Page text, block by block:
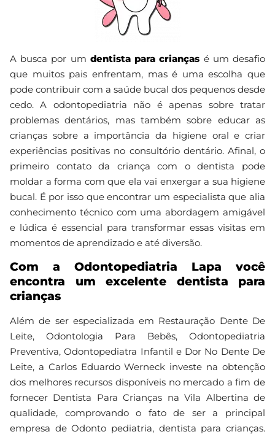
A busca por um dentista para crianças é um desafio
que muitos pais enfrentam, mas é uma escolha que
pode contribuir com a saúde bucal dos pequenos desde
cedo. A odontopediatria não é apenas sobre tratar
problemas dentários, mas também sobre educar as
crianças sobre a importância da higiene oral e criar
experiências positivas no consultório dentário. Afinal, o
primeiro contato da criança com o dentista pode
moldar a forma com que ela vai enxergar a sua higiene
bucal. É por isso que encontrar um especialista que alia
conhecimento técnico com uma abordagem amigável
e lúdica é essencial para transformar essas visitas em
momentos de aprendizado e até diversão.
Com a Odontopediatria Lapa você
encontra um excelente dentista para
crianças
Além de ser especializada em Restauração Dente De
Leite, Odontologia Para Bebês, Odontopediatria
Preventiva, Odontopediatra Infantil e Dor No Dente De
Leite, a Carlos Eduardo Werneck investe na obtenção
dos melhores recursos disponíveis no mercado a fim de
fornecer Dentista Para Crianças na Vila Albertina de
qualidade, comprovando o fato de ser a principal
empresa de Odonto pediatria, dentista para crianças.